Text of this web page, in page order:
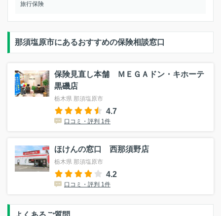
旅行保険
那須塩原市にあるおすすめの保険相談窓口
保険見直し本舗 ＭＥＧＡドン・キホーテ
黒磯店
栃木県 那須塩原市
4.7
口コミ・評判 1件
ほけんの窓口 西那須野店
栃木県 那須塩原市
4.2
口コミ・評判 1件